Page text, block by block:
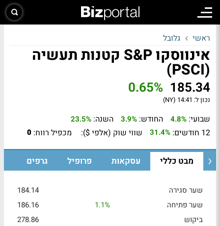
ראשי גלובל
אינווסקו S&P קטנות תעשיה
(PSCI)
185.34
0.65%
נכון ל: 14:41 (NY)
שבועי: 4.8% החודש: 3.9% השנה: 23.5%
12 חודשים: 31.4% שווי שוק (אלפי $): מכפיל רווח: 0
מבט כללי עסקאות פרופיל גרפים
שער סגירה
184.14
שער פתיחה
1.1%
186.16
ביקוש
278.86